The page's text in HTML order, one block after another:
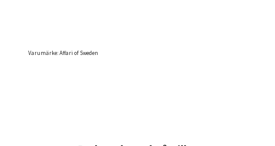
Varumärke: Affari of Sweden